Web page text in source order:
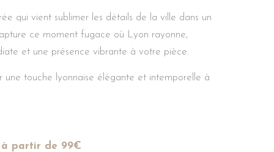
qui vient sublimer les détails de la ville dans un
ce moment fugace où Lyon rayonne,
et une présence vibrante à votre pièce.
touche lyonnaise élégante et intemporelle à
partir de 99€